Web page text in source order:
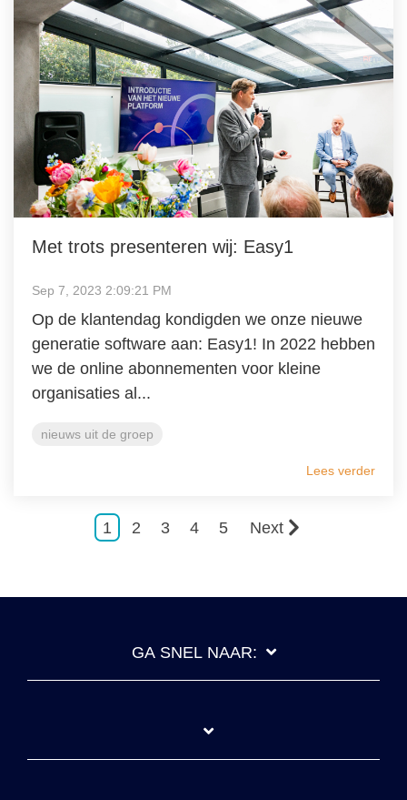
Met trots presenteren wij: Easy1
Sep 7, 2023 2:09:21 PM
Op de klantendag kondigden we onze nieuwe
generatie software aan: Easy1! In 2022 hebben
we de online abonnementen voor kleine
organisaties al...
nieuws uit de groep
Lees verder
1 2 3 4 5 Next
GA SNEL NAAR: